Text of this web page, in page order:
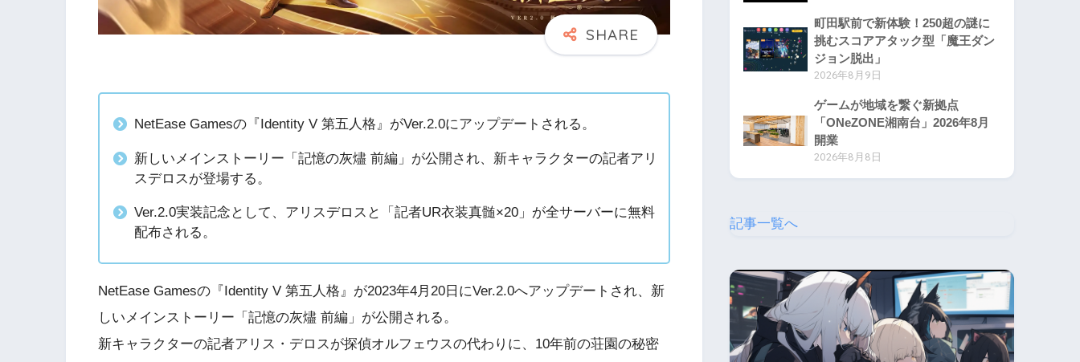
NetEase Gamesの『Identity V 第五人格』がVer.2.0にアップデートされる。
新しいメインストーリー「記憶の灰燼 前編」が公開され、新キャラクターの記者アリ
スデロスが登場する。
Ver.2.0実装記念として、アリスデロスと「記者UR衣装真髄×20」が全サーバーに無料
配布される。
NetEase Gamesの『Identity V 第五人格』が2023年4月20日にVer.2.0へアップデートされ、新
しいメインストーリー「記憶の灰燼 前編」が公開される。
新キャラクターの記者アリス・デロスが探偵オルフェウスの代わりに、10年前の荘園の秘密
町田駅前で新体験！250超の謎に
挑むスコアアタック型「魔王ダン
ジョン脱出」
2026年8月9日
ゲームが地域を繋ぐ新拠点
「ONeZONE湘南台」2026年8月
開業
2026年8月8日
記事一覧へ